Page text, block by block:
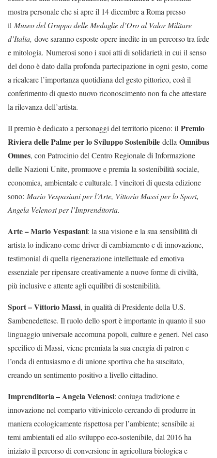
mostra personale che si apre il 14 dicembre a Roma presso
il Museo del Gruppo delle Medaglie d’Oro al Valor Militare
d’Italia, dove saranno esposte opere inedite in un percorso tra fede
e mitologia. Numerosi sono i suoi atti di solidarietà in cui il senso
del dono è dato dalla profonda partecipazione in ogni gesto, come
a ricalcare l’importanza quotidiana del gesto pittorico, così il
conferimento di questo nuovo riconoscimento non fa che attestare
la rilevanza dell’artista.
Il premio è dedicato a personaggi del territorio piceno: il Premio
Riviera delle Palme per lo Sviluppo Sostenibile della Omnibus
Omnes, con Patrocinio del Centro Regionale di Informazione
delle Nazioni Unite, promuove e premia la sostenibilità sociale,
economica, ambientale e culturale. I vincitori di questa edizione
sono: Mario Vespasiani per l’Arte, Vittorio Massi per lo Sport,
Angela Velenosi per l’Imprenditoria.
Arte – Mario Vespasiani: la sua visione e la sua sensibilità di
artista lo indicano come driver di cambiamento e di innovazione,
testimonial di quella rigenerazione intellettuale ed emotiva
essenziale per ripensare creativamente a nuove forme di civiltà,
più inclusive e attente agli equilibri di sostenibilità.
Sport – Vittorio Massi, in qualità di Presidente della U.S.
Sambenedettese. Il ruolo dello sport è importante in quanto il suo
linguaggio universale accomuna popoli, culture e generi. Nel caso
specifico di Massi, viene premiata la sua energia di patron e
l’onda di entusiasmo e di unione sportiva che ha suscitato,
creando un sentimento positivo a livello cittadino.
Imprenditoria – Angela Velenosi: coniuga tradizione e
innovazione nel comparto vitivinicolo cercando di produrre in
maniera ecologicamente rispettosa per l’ambiente; sensibile ai
temi ambientali ed allo sviluppo eco-sostenibile, dal 2016 ha
iniziato il percorso di conversione in agricoltura biologica e